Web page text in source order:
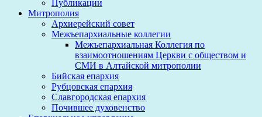
Публикации
Митрополия
Архиерейский совет
Межъепархиальные коллегии
Межъепархиальная Коллегия по
взаимоотношениям Церкви с обществом и
СМИ в Алтайской митрополии
Бийская епархия
Рубцовская епархия
Славгородская епархия
Почившее духовенство